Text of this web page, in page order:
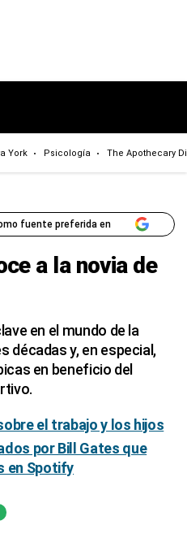
York Psicología The Apothecary
fuente preferida en
a la novia de
en el mundo de la
décadas y, en especial,
en beneficio del
el trabajo y los hijos
por Bill Gates que
en Spotify